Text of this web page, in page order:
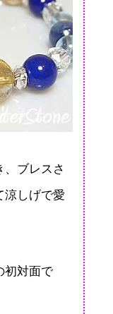
、ブレスさ
涼しげで愛
初対面で